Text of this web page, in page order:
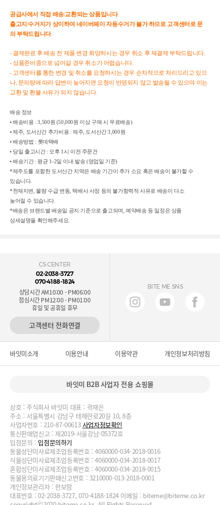
공급사에서 직접 배송/교환되는상품입니다.
출고지 /수거지가 상이하여 네이버페이 자동수거가 불가하므로고객센터로문
의 부탁드립니다.
- 결제완료 후 배송 전 제품 변경 희망하시는 경우 취소 후 재결제 부탁드립니다.
- 상품준비중으로 넘어갈 경우 취소가 어렵습니다.
- 고객센터를 통한 변경 및 취소를 요청하시는 경우 순차적으로 처리드리고 있으
나, 문의량에 따라 답변이 늦어지면 요청이 반영되지 않고 발송될 수 있으며 이는
교환 및 환불 사유가 되지 않습니다.
배송 정보
• 배송비용 : 3,500원 (50,000원 이상 구매 시 무료배송)
• 제주, 도서산간 추가비용 : 제주, 도서산간 3,000원
• 배송방법 : 롯데택배
• 당일 출고시간 : 오후 1시 이전 주문건
• 배송기간 : 평균 1-2일 이내 발송 (영업일 기준)
*제주도를 포함한 도서산간 지역은 배송 기간이 추가 소요 혹은 배송이 불가할 수
있습니다.
*천재지변, 물량 수급 변동, 택배사 사정 등의 불가항력적 사유로 배송이 다소
늦어질 수 있습니다.
*배송은 브랜드별 배송일 공지 기준으로 출고되며, 예약배송 등 일정은 상품
상세설명을 확인해주세요.
CS CENTER
02-2038-3727
070-4188-1824
상담시간 AM10:00 - PM06:00
점심시간 PM12:00 - PM01:00
휴일 및 공휴일 휴무
고객센터 전화연결
BITE ME SNS
바잇미소개 이용안내 이용약관 개인정보처리방침
바잇미 B2B 사업자 전용 쇼핑몰
상호 : 주식회사 바잇미 대표 : 곽재은
주소 : 서울특별시 강남구 테헤란로20길 10, 8층
사업자번호 : 210-87-00613사업자정보확인
통신판매업신고 : 제2019-서울강남-05372호
입점문의 : 입점문의하기
동물성단미사료제조업등록번호 : 4060000-034-2018-0016
식물성단미사료제조업등록번호 : 4060000-034-2018-0017
혼합성단미사료제조업등록번호 : 4060000-034-2018-0015
동물용의료기기판매신고번호 : 3210000-013-2018-0001
개인정보관리자 : 한보람
대표번호 : 02-2038-3727, 070-4188-1824 이메일 : biteme@biteme.co.kr